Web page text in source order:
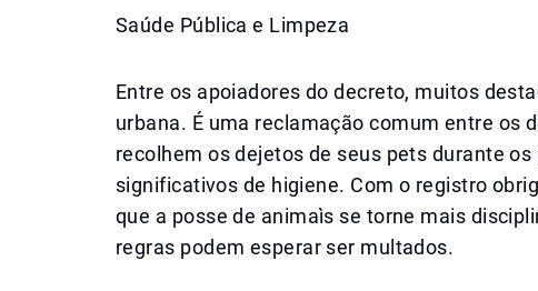
Saúde Pública e Limpeza
Entre os apoiadores do decreto, muitos
urbana. É uma reclamação comum entre os
recolhem os dejetos de seus pets durante
significativos de higiene. Com o registro
que a posse de animaìs se torne mais
regras podem esperar ser multados.